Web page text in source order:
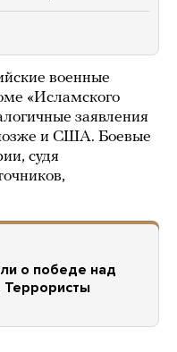
военные
«Исламского
заявления
и США. Боевые
судя
о победе над
Террористы